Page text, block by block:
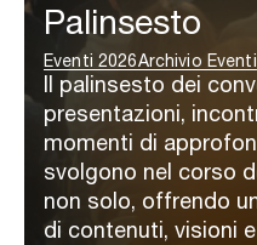
Palinsesto
Eventi 2026Archivio Eventi
Il palinsesto dei
presentazioni,
momenti di
svolgono nel corso
non solo, offrendo
di contenuti, visioni